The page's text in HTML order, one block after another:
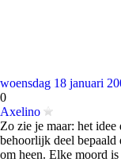
woensdag 18 januari
0
Axelino
Zo zie je maar: het
behoorlijk deel bepaald
om heen. Elke moord